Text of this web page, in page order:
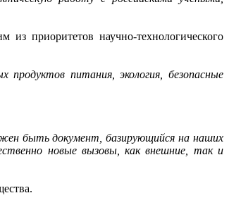
приоритетов научно-технологического
питания, экология, безопасные
быть документ, базирующийся на наших
новые вызовы, как внешние, так и